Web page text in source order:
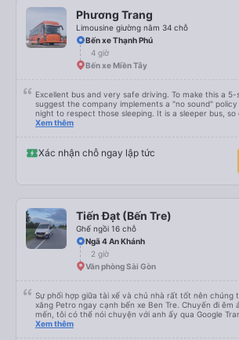
Phương Trang
Limousine giường nằm 34 chỗ
Bến xe Thạnh Phú
4 giờ
Bến xe Miền Tây
Excellent bus and very safe driving. To make this a
suggest the company implements a "no sound"
night to respect those sleeping. It is a sleeper bus, so
please display the Wi-Fi password clearly inside the
quy định rõ ràng về việc giữ im lặng (tắt âm thanh
để tránh làm phiền hành khách khác ngủ. Ngoài ra,
khẩu Wi-Fi trong xe để hành khách dễ dàng sử dụng.
Xem thêm
Xác nhận chỗ ngay lập tức
Tiến Đạt (Bến Tre)
Ghế ngồi 16 chỗ
Ngã 4 An Khánh
2 giờ
Văn phòng Sài Gòn
Sự phối hợp giữa tài xế và chủ nhà rất tốt nên chúng
xăng Petro ngay cạnh bến xe Ben Tre. Chuyến đi êm
mến, tôi có thể nói chuyện với anh ấy qua Google
Giá cả hơi khó hiểu đối với chúng tôi vì thay đổi giữa
Xem thêm